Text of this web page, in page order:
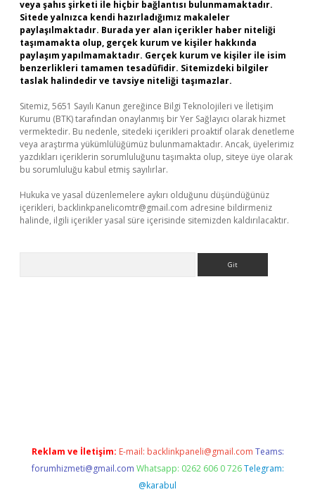
veya şahıs şirketi ile hiçbir bağlantısı bulunmamaktadır.
Sitede yalnızca kendi hazırladığımız makaleler
paylaşılmaktadır. Burada yer alan içerikler haber niteliği
taşımamakta olup, gerçek kurum ve kişiler hakkında
paylaşım yapılmamaktadır. Gerçek kurum ve kişiler ile isim
benzerlikleri tamamen tesadüfidir. Sitemizdeki bilgiler
taslak halindedir ve tavsiye niteliği taşımazlar.
Sitemiz, 5651 Sayılı Kanun gereğince Bilgi Teknolojileri ve İletişim
Kurumu (BTK) tarafından onaylanmış bir Yer Sağlayıcı olarak hizmet
vermektedir. Bu nedenle, sitedeki içerikleri proaktif olarak denetleme
veya araştırma yükümlülüğümüz bulunmamaktadır. Ancak, üyelerimiz
yazdıkları içeriklerin sorumluluğunu taşımakta olup, siteye üye olarak
bu sorumluluğu kabul etmiş sayılırlar.
Hukuka ve yasal düzenlemelere aykırı olduğunu düşündüğünüz
içerikleri, backlinkpanelicomtr@gmail.com adresine bildirmeniz
halinde, ilgili içerikler yasal süre içerisinde sitemizden kaldırılacaktır.
Reklam ve İletişim: E-mail: backlinkpaneli@gmail.com Teams:
forumhizmeti@gmail.com Whatsapp: 0262 606 0 726 Telegram:
@karabul